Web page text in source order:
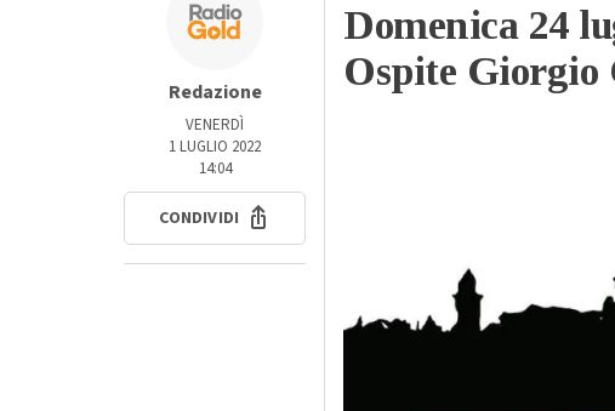
Redazione
VENERDÌ
1 LUGLIO 2022
14:04
CONDIVIDI
Domenica 24
Ospite Giorgio